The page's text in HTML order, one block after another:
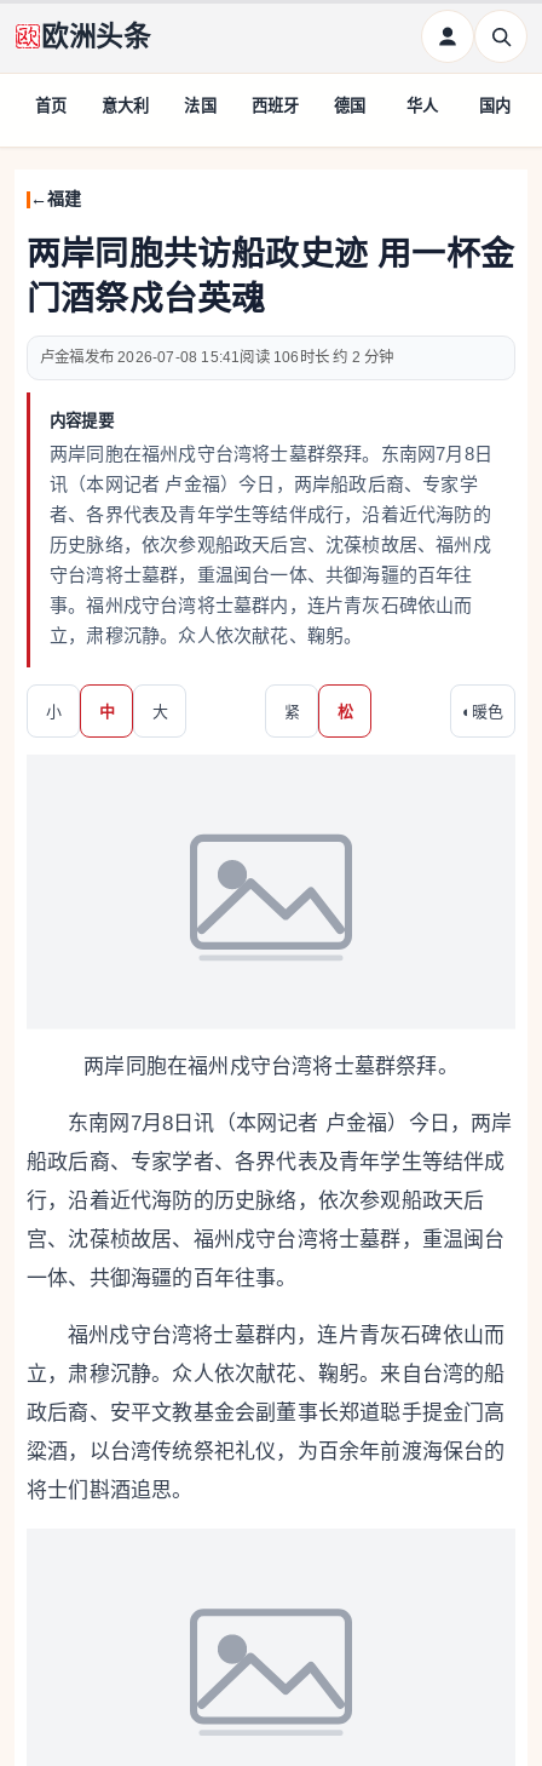
欧洲头条
首页 意大利 法国 西班牙 德国 华人 国内
福建
两岸同胞共访船政史迹 用一杯金
门酒祭戍台英魂
卢金福 2026-07-08 15:41 106 约 2 分钟
内容提要
两岸同胞在福州戍守台湾将士墓群祭拜。东南网7月8日
讯（本网记者 卢金福）今日，两岸船政后裔、专家学
者、各界代表及青年学生等结伴成行，沿着近代海防的
历史脉络，依次参观船政天后宫、沈葆桢故居、福州戍
守台湾将士墓群，重温闽台一体、共御海疆的百年往
事。福州戍守台湾将士墓群内，连片青灰石碑依山而
立，肃穆沉静。众人依次献花、鞠躬。
小 中 大 紧 松 ◐ 暖色
两岸同胞在福州戍守台湾将士墓群祭拜。
东南网7月8日讯（本网记者 卢金福）今日，两岸
船政后裔、专家学者、各界代表及青年学生等结伴成
行，沿着近代海防的历史脉络，依次参观船政天后
宫、沈葆桢故居、福州戍守台湾将士墓群，重温闽台
一体、共御海疆的百年往事。
福州戍守台湾将士墓群内，连片青灰石碑依山而
立，肃穆沉静。众人依次献花、鞠躬。来自台湾的船
政后裔、安平文教基金会副董事长郑道聪手提金门高
粱酒，以台湾传统祭祀礼仪，为百余年前渡海保台的
将士们斟酒追思。